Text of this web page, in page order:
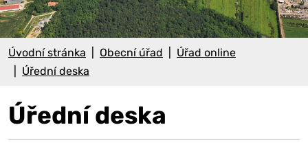
Úvodní stránka Obecní úřad
Úřad online
Úřední deska
Úřední deska